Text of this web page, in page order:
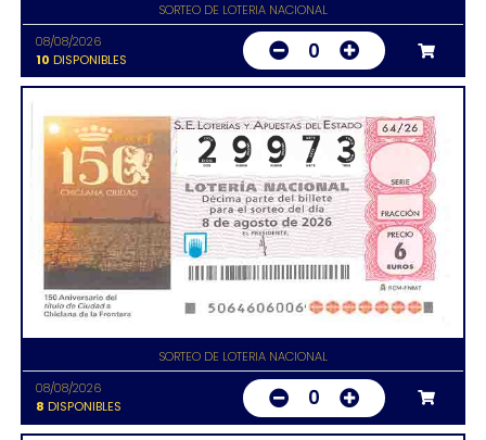
SORTEO DE LOTERIA NACIONAL
08/08/2026
10 DISPONIBLES 0
SORTEO DE LOTERIA NACIONAL
08/08/2026
8 DISPONIBLES 0